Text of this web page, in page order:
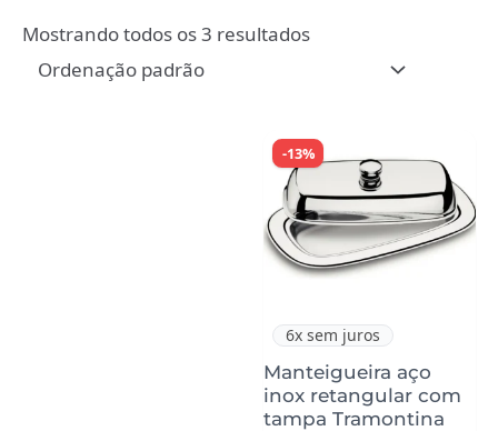
Mostrando todos os 3 resultados
-13%
6x sem juros
Manteigueira aço
inox retangular com
tampa Tramontina